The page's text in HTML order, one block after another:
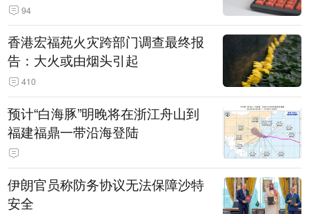
94
香港宏福苑火灾跨部门调查最终报
告：大火或由烟头引起
410
预计“白海豚”明晚将在浙江舟山到
福建福鼎一带沿海登陆
伊朗官员称防务协议无法保障沙特
安全